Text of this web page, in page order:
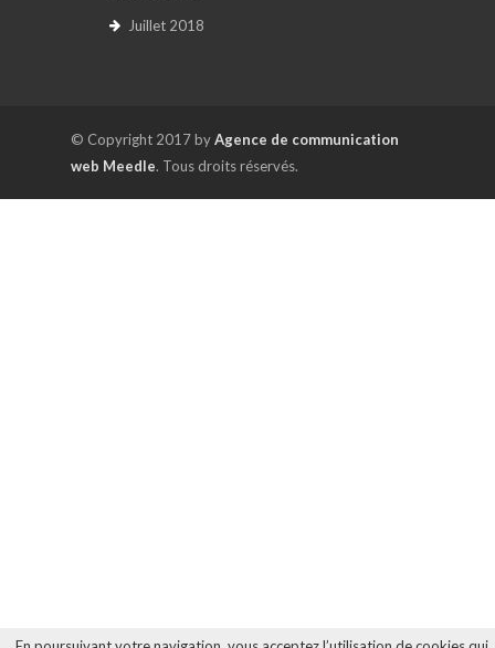
Juillet 2018
© Copyright 2017 byAgence de communication
web Meedle. Tous droits réservés.